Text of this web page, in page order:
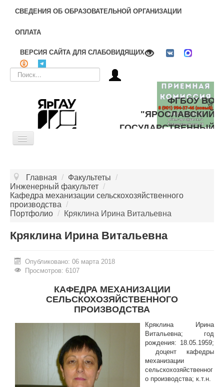
СВЕДЕНИЯ ОБ ОБРАЗОВАТЕЛЬНОЙ ОРГАНИЗАЦИИ
ОПЛАТА
ВЕРСИЯ САЙТА ДЛЯ СЛАБОВИДЯЩИХ
Искать...
ФГБОУ ВО
"ЯРОСЛАВСКИЙ
ГОСУДАРСТВЕННЫЙ
Toggle
ЦЕЛЕВОЕ ОБУЧЕНИЕ
ДОПОЛНИТЕЛЬНОЕ ОБРАЗОВАНИЕ
БИБЛИОТЕКА
ИНОСТРАННЫМ ГРАЖДАНАМ
#БЕРЕГИЗДОРОВЬЕ
КОНКУРСНЫЕ СПИСКИ
ПОДГОТОВИТЕЛЬНОЕ ОТДЕЛЕНИЕ ДЛЯ ИНОСТРАНЦЕВ
ВЫПУСКНИКУ
ПРИКАЗЫ О ЗАЧИСЛЕНИИ
Главная / Факультеты /
Инженерный факультет /
Кафедра механизации сельскохозяйственного
производства /
Портфолио / Кряклина Ирина Витальевна
Кряклина Ирина Витальевна
Опубликовано: 06 марта 2018
Просмотров: 6107
КАФЕДРА МЕХАНИЗАЦИИ
СЕЛЬСКОХОЗЯЙСТВЕННОГО
ПРОИЗВОДСТВА
Кряклина Ирина
Витальевна; год
рождения: 18.05.1959;
доцент кафедры
механизации
сельскохозяйственног
о производства; к.т.н.